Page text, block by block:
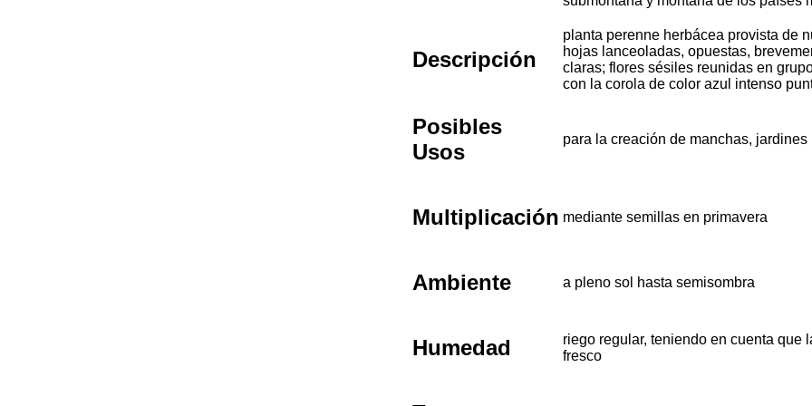
Descripción
planta perenne herbácea provista de
hojas lanceoladas, opuestas,
claras; flores sésiles reunidas en
con la corola de color azul intenso
Posibles
Usos
para la creación de manchas,
Multiplicación mediante semillas en primavera
Ambiente a pleno sol hasta semisombra
Humedad
riego regular, teniendo en cuenta que
fresco